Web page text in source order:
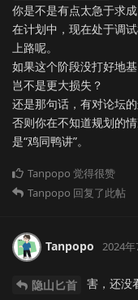
你是不是有点太急于求成
在计划中，现在处于调
上路呢。
如果这个阶段没打好地
岂不是更大损失？
还是那句话，有对论坛
否则你在不知道规划的
是“鸡同鸭讲”。
Tanpopo 觉得很赞
Tanpopo 回复了此帖
Tanpopo 2024年
隐山匕首 害，还没